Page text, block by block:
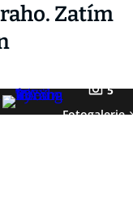
Zatím
5
Fotogalerie